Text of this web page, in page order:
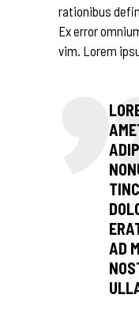
rationibus
Ex error
vim. Lorem
AD